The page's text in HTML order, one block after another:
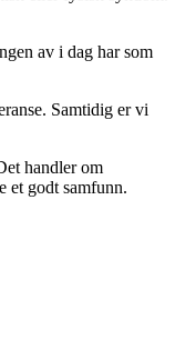
av i dag har som
Samtidig er vi
handler om
et godt samfunn.